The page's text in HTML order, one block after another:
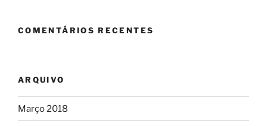
COMENTÁRIOS RECENTES
ARQUIVO
Março 2018